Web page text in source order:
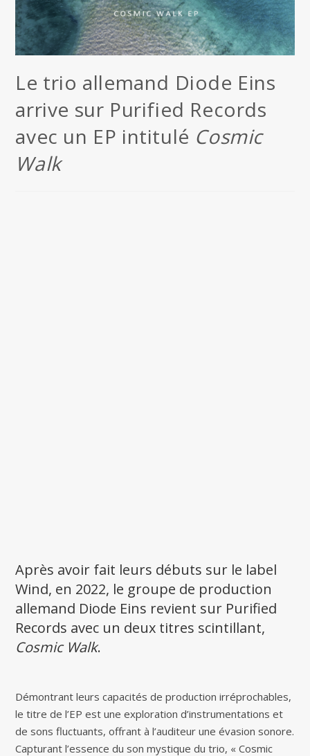
Le trio allemand Diode Eins
arrive sur Purified Records
avec un EP intitulé Cosmic
Walk
Après avoir fait leurs débuts sur le label
Wind, en 2022, le groupe de production
allemand Diode Eins revient sur Purified
Records avec un deux titres scintillant,
Cosmic Walk.
Démontrant leurs capacités de production irréprochables,
le titre de l’EP est une exploration d’instrumentations et
de sons fluctuants, offrant à l’auditeur une évasion sonore.
Capturant l’essence du son mystique du trio, « Cosmic